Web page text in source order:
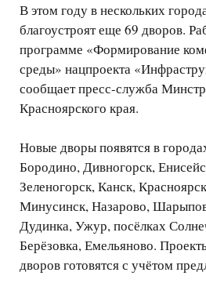
В этом году в нескольких
благоустроят еще 69 дворов.
программе «Формирование
среды» нацпроекта
сообщает пресс-служба
Красноярского края.
Новые дворы появятся в
Бородино, Дивногорск,
Зеленогорск, Канск,
Минусинск, Назарово,
Дудинка, Ужур, посёлках
Берёзовка, Емельяново.
дворов готовятся с учётом